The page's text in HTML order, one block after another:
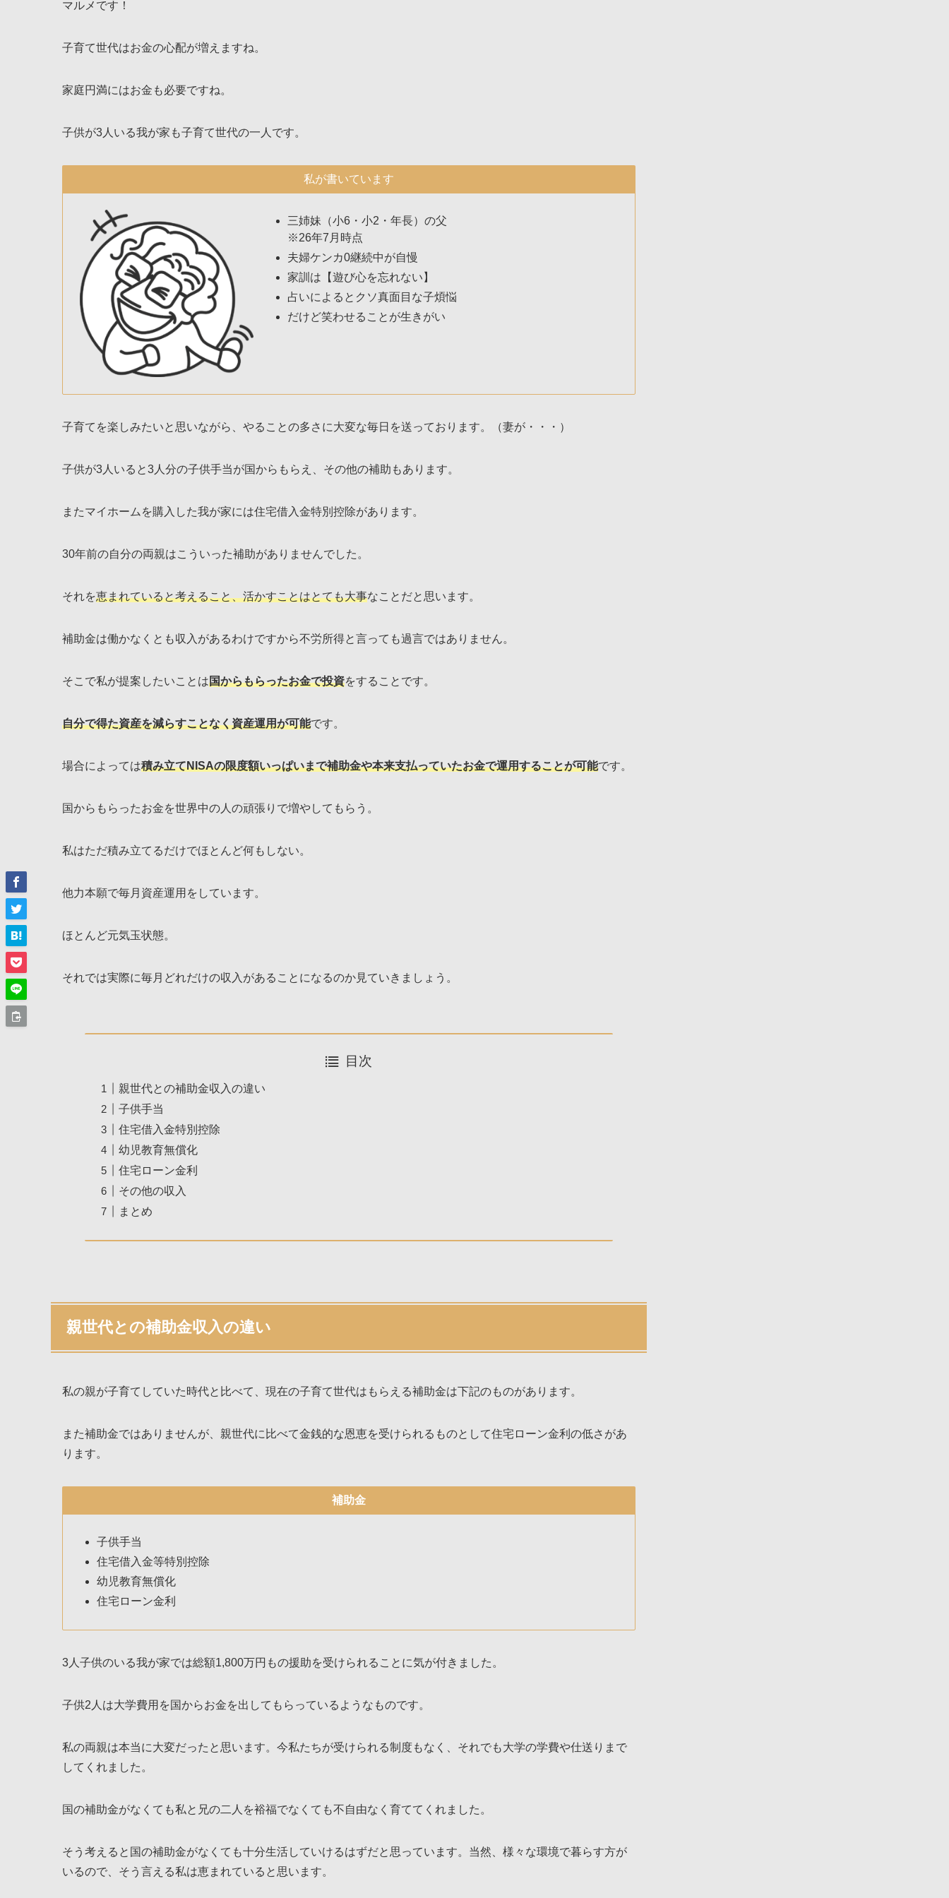
マルメです！
子育て世代はお金の心配が増えますね。
家庭円満にはお金も必要ですね。
子供が3人いる我が家も子育て世代の一人です。
私が書いています
三姉妹（小6・小2・年長）の父
※26年7月時点
夫婦ケンカ0継続中が自慢
家訓は【遊び心を忘れない】
占いによるとクソ真面目な子煩悩
だけど笑わせることが生きがい
子育てを楽しみたいと思いながら、やることの多さに大変な毎日を送っております。（妻が・・・）
子供が3人いると3人分の子供手当が国からもらえ、その他の補助もあります。
またマイホームを購入した我が家には住宅借入金特別控除があります。
30年前の自分の両親はこういった補助がありませんでした。
それを恵まれていると考えること、活かすことはとても大事なことだと思います。
補助金は働かなくとも収入があるわけですから不労所得と言っても過言ではありません。
そこで私が提案したいことは国からもらったお金で投資をすることです。
自分で得た資産を減らすことなく資産運用が可能です。
場合によっては積み立てNISAの限度額いっぱいまで補助金や本来支払っていたお金で運用することが可能です。
国からもらったお金を世界中の人の頑張りで増やしてもらう。
私はただ積み立てるだけでほとんど何もしない。
他力本願で毎月資産運用をしています。
ほとんど元気玉状態。
それでは実際に毎月どれだけの収入があることになるのか見ていきましょう。
目次
親世代との補助金収入の違い
子供手当
住宅借入金特別控除
幼児教育無償化
住宅ローン金利
その他の収入
まとめ
親世代との補助金収入の違い
私の親が子育てしていた時代と比べて、現在の子育て世代はもらえる補助金は下記のものがあります。
また補助金ではありませんが、親世代に比べて金銭的な恩恵を受けられるものとして住宅ローン金利の低さがあ
ります。
補助金
子供手当
住宅借入金等特別控除
幼児教育無償化
住宅ローン金利
3人子供のいる我が家では総額1,800万円もの援助を受けられることに気が付きました。
子供2人は大学費用を国からお金を出してもらっているようなものです。
私の両親は本当に大変だったと思います。今私たちが受けられる制度もなく、それでも大学の学費や仕送りまで
してくれました。
国の補助金がなくても私と兄の二人を裕福でなくても不自由なく育ててくれました。
そう考えると国の補助金がなくても十分生活していけるはずだと思っています。当然、様々な環境で暮らす方が
いるので、そう言える私は恵まれていると思います。